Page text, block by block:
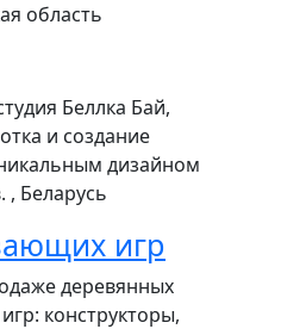
область
Беллка Бай,
и создание
дизайном
Беларусь
игр
деревянных
конструкторы,